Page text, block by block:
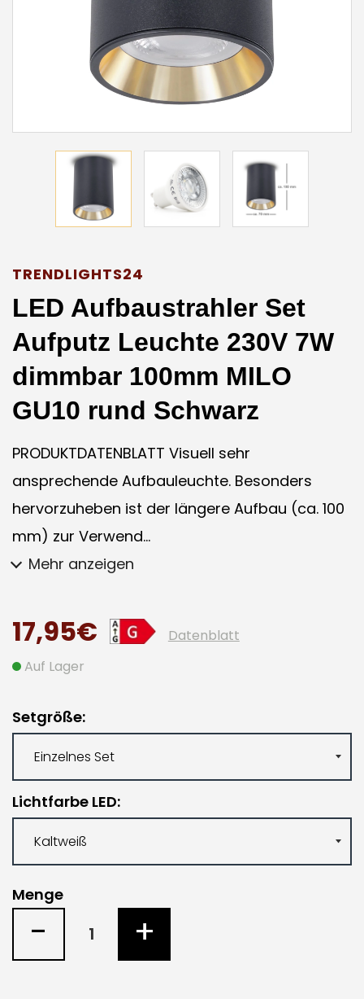
TRENDLIGHTS24
LED Aufbaustrahler Set
Aufputz Leuchte 230V 7W
dimmbar 100mm MILO
GU10 rund Schwarz
PRODUKTDATENBLATT Visuell sehr
ansprechende Aufbauleuchte. Besonders
hervorzuheben ist der längere Aufbau (ca. 100
mm) zur Verwend...
Mehr anzeigen
17,95€
Datenblatt
Auf Lager
Setgröße
Lichtfarbe LED
Menge
- +